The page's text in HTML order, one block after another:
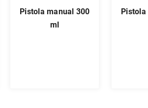
pistola manual 300
ml
pistola manual 600